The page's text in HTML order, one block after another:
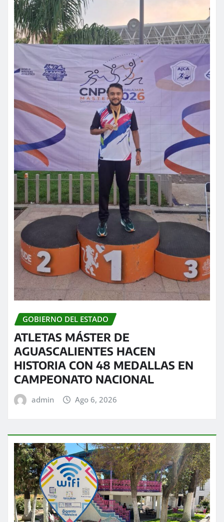
GOBIERNO DEL ESTADO
ATLETAS MÁSTER DE
AGUASCALIENTES HACEN
HISTORIA CON 48 MEDALLAS EN
CAMPEONATO NACIONAL
admin Ago 6, 2026